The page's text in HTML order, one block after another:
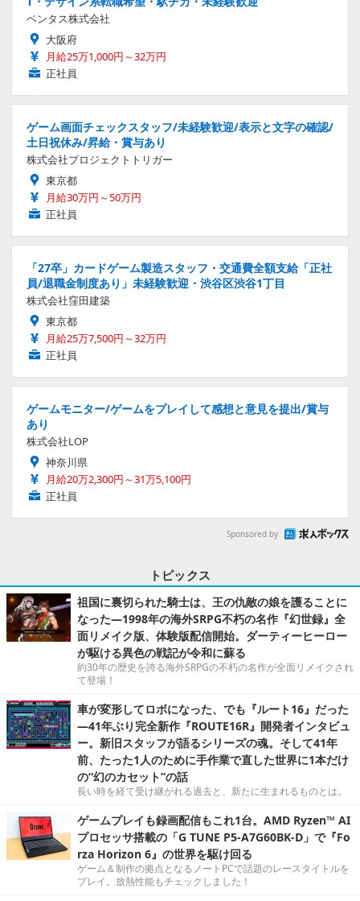
ベンタス株式会社
大阪府
月給25万1,000円～32万円
正社員
ゲーム画面チェックスタッフ/未経験歓迎/表示と文字の確認/
土日祝休み/昇給・賞与あり
株式会社プロジェクトトリガー
東京都
月給30万円～50万円
正社員
「27卒」カードゲーム製造スタッフ・交通費全額支給「正社
員/退職金制度あり」未経験歓迎・渋谷区渋谷1丁目
株式会社窪田建築
東京都
月給25万7,500円～32万円
正社員
ゲームモニター/ゲームをプレイして感想と意見を提出/賞与
あり
株式会社LOP
神奈川県
月給20万2,300円～31万5,100円
正社員
Sponsored by
トピックス
祖国に裏切られた騎士は、王の仇敵の娘を護ることに
なった―1998年の海外SRPG不朽の名作『幻世録』全
面リメイク版、体験版配信開始。ダーティーヒーロー
が駆ける異色の戦記が令和に蘇る
約30年の歴史を誇る海外SRPGの不朽の名作が全面リメイクされ
て登場！
車が変形してロボになった、でも『ルート16』だった
―41年ぶり完全新作『ROUTE16R』開発者インタビュ
ー。新旧スタッフが語るシリーズの魂。そして41年
前、たった1人のために手作業で直した世界に1本だけ
の“幻のカセット”の話
長い時を経て受け継がれる過去と、新たに生まれるものとは。
ゲームプレイも録画配信もこれ1台。AMD Ryzen™ AI
プロセッサ搭載の「G TUNE P5-A7G60BK-D」で『Fo
rza Horizon 6』の世界を駆け回る
ゲーム＆制作の拠点となるノートPCで話題のレースタイトルを
プレイ。放熱性能もチェックしました！